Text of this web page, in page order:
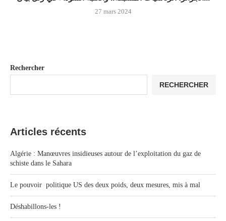
27 mars 2024
Rechercher
RECHERCHER
Articles récents
Algérie : Manœuvres insidieuses autour de l’exploitation du gaz de
schiste dans le Sahara
Le pouvoir politique US des deux poids, deux mesures, mis à mal
Déshabillons-les !